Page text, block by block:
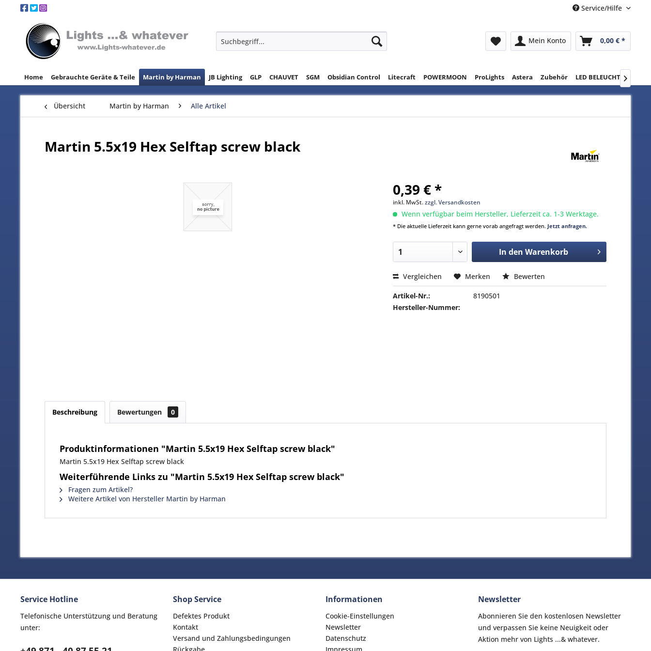
Service/Hilfe
Mein Konto 0,00 € *
Home Gebrauchte Geräte & Teile Martin by Harman JB Lighting GLP CHAUVET SGM Obsidian Control Litecraft POWERMOON ProLights Astera Zubehör LED BELEUCHTUNG

Übersicht Martin by Harman Alle Artikel
Martin 5.5x19 Hex Selftap screw black
0,39 € *
inkl. MwSt.zzgl. Versandkosten
Wenn verfügbar beim Hersteller, Lieferzeit ca. 1-3 Werktage.
* Die aktuelle Lieferzeit kann gerne vorab angefragt werden. Jetzt anfragen.
In den Warenkorb
Vergleichen Merken Bewerten
Artikel-Nr.:
8190501
Hersteller-Nummer:
Beschreibung Bewertungen 0
Produktinformationen "Martin 5.5x19 Hex Selftap screw black"
Martin 5.5x19 Hex Selftap screw black
Weiterführende Links zu "Martin 5.5x19 Hex Selftap screw black"
Fragen zum Artikel?
Weitere Artikel von Hersteller Martin by Harman
Service Hotline
Telefonische Unterstützung und Beratung
unter:
Shop Service
Defektes Produkt
Kontakt
Versand und Zahlungsbedingungen
Informationen
Cookie-Einstellungen
Newsletter
Datenschutz
Newsletter
Abonnieren Sie den kostenlosen Newsletter
und verpassen Sie keine Neuigkeit oder
Aktion mehr von Lights ...& whatever.